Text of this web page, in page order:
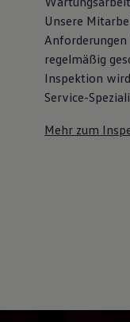
Unsere
Anforderungen
regelmäßig
Inspektion
Service-
Mehr zum